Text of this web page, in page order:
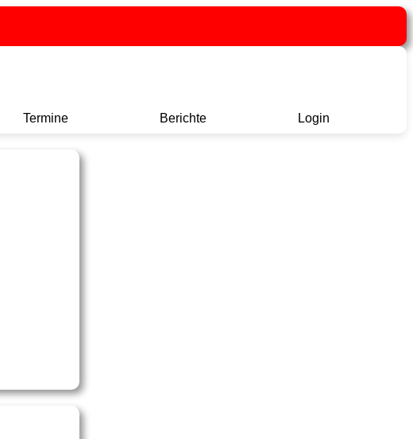
Termine Berichte Login